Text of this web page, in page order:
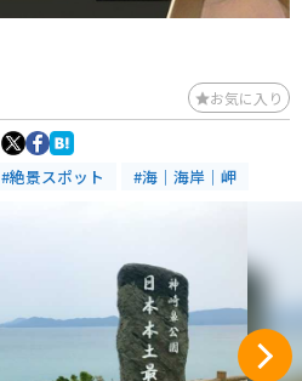
お気に入り
#絶景スポット #海｜海岸｜岬